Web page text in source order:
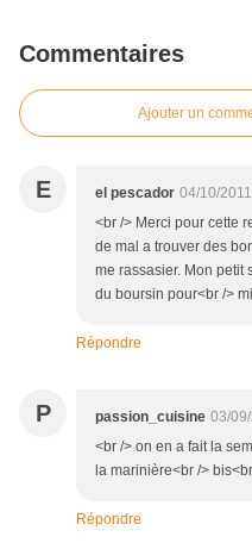
Commentaires
Ajouter un
E el pescador 04/10/
<br /> Merci pour cette
de mal a trouver des
me rassasier. Mon petit
du boursin pour<br />
Répondre
P passion_cuisine 03/
<br /> on en a fait la
la marinière<br />
Répondre